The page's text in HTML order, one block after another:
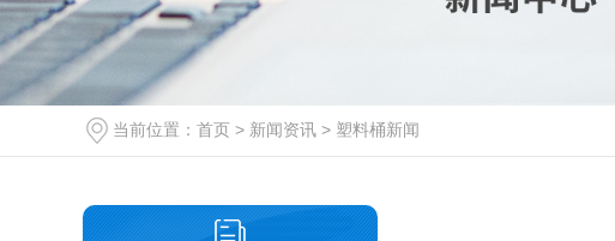
当前位置： 首页 > 新闻资讯 > 塑料桶新闻